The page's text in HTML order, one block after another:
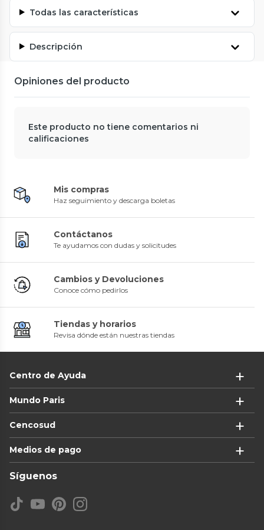
Todas las características
Descripción
Opiniones del producto
Este producto no tiene comentarios ni
calificaciones
Mis compras
Haz seguimiento y descarga boletas
Contáctanos
Te ayudamos con dudas y solicitudes
Cambios y Devoluciones
Conoce cómo pedirlos
Tiendas y horarios
Revisa dónde están nuestras tiendas
Centro de Ayuda
Mundo Paris
Cencosud
Medios de pago
Síguenos